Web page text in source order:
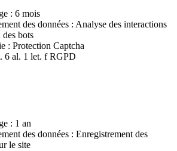
: 6 mois
des données : Analyse des interactions
bots
: Protection Captcha
6 al. 1 let. f RGPD
: 1 an
des données : Enregistrement des
le site